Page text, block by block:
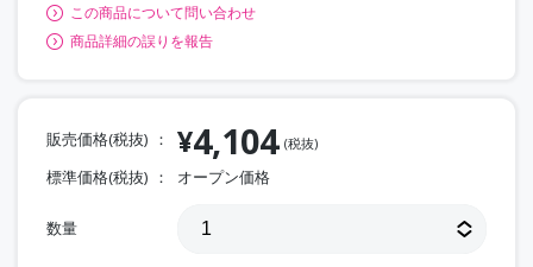
この商品について問い合わせ
商品詳細の誤りを報告
販売価格(税抜) ¥4,104 (税抜)
標準価格(税抜) オープン価格
数量